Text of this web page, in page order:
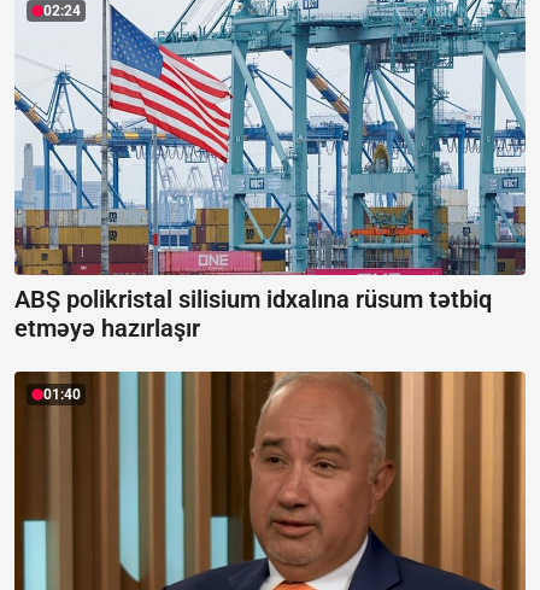
02:24
ABŞ polikristal silisium idxalına rüsum tətbiq
etməyə hazırlaşır
01:40